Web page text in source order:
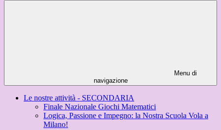
Menu di
navigazione
Le nostre attività - SECONDARIA
Finale Nazionale Giochi Matematici
Logica, Passione e Impegno: la Nostra Scuola Vola a
Milano!